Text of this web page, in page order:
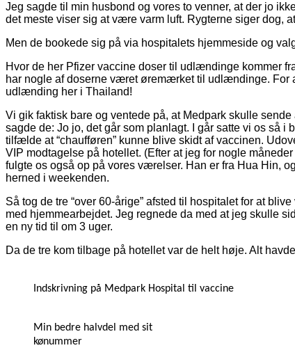
Jeg sagde til min husbond og vores to venner, at der jo
det meste viser sig at være varm luft. Rygterne siger dog,
Men de bookede sig på via hospitalets hjemmeside og
Hvor de her Pfizer vaccine doser til udlændinge kommer
har nogle af doserne været øremærket til udlændinge. For
udlænding her i Thailand!
Vi gik faktisk bare og ventede på, at Medpark skulle
sagde de: Jo jo, det går som planlagt. I går satte vi os så
tilfælde at “chaufføren” kunne blive skidt af vaccinen.
VIP modtagelse på hotellet. (Efter at jeg for nogle
fulgte os også op på vores værelser. Han er fra Hua Hin,
herned i weekenden.
Så tog de tre “over 60-årige” afsted til hospitalet for at
med hjemmearbejdet. Jeg regnede da med at jeg skulle
en ny tid til om 3 uger.
Da de tre kom tilbage på hotellet var de helt høje. Alt
Indskrivning på Medpark Hospital til vaccine
Min bedre halvdel med sit
kønummer